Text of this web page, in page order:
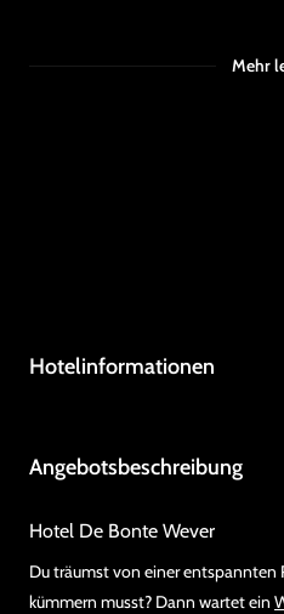
Mehr
Hotelinformationen
Angebotsbeschreibung
Hotel De Bonte Wever
Du träumst von einer entspannten
kümmern musst? Dann wartet ein